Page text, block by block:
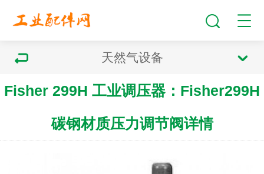
天然气设备
Fisher 299H 工业调压器：Fisher299H
碳钢材质压力调节阀详情